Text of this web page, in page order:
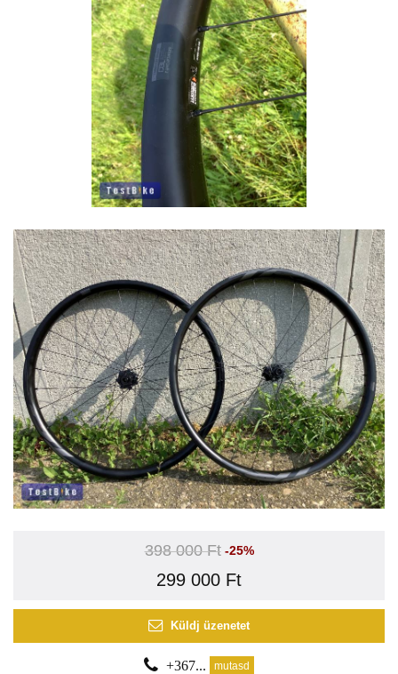
398 000 Ft-25%
299 000 Ft
Küldj üzenetet
+367... mutasd